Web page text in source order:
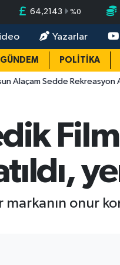
64,2143 %0
Yazarlar
GÜNDEM POLİTİKA
Sedde Rekreasyon Alanı
onur